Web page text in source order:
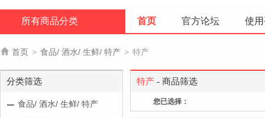
所有商品分类 首页 官方论坛 使
 首页 > 食品/ 酒水/ 生鲜/ 特产 > 特产
分类筛选
食品/ 酒水/ 生鲜/ 特产
特产 - 商品筛选
您已选择：